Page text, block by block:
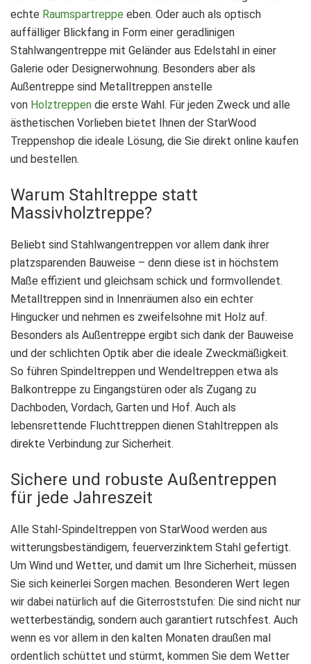
echte Raumspartreppe eben. Oder auch als optisch
auffälliger Blickfang in Form einer geradlinigen
Stahlwangentreppe mit Geländer aus Edelstahl in einer
Galerie oder Designerwohnung. Besonders aber als
Außentreppe sind Metalltreppen anstelle
von Holztreppen die erste Wahl. Für jeden Zweck und alle
ästhetischen Vorlieben bietet Ihnen der StarWood
Treppenshop die ideale Lösung, die Sie direkt online kaufen
und bestellen.
Warum Stahltreppe statt
Massivholztreppe?
Beliebt sind Stahlwangentreppen vor allem dank ihrer
platzsparenden Bauweise – denn diese ist in höchstem
Maße effizient und gleichsam schick und formvollendet.
Metalltreppen sind in Innenräumen also ein echter
Hingucker und nehmen es zweifelsohne mit Holz auf.
Besonders als Außentreppe ergibt sich dank der Bauweise
und der schlichten Optik aber die ideale Zweckmäßigkeit.
So führen Spindeltreppen und Wendeltreppen etwa als
Balkontreppe zu Eingangstüren oder als Zugang zu
Dachboden, Vordach, Garten und Hof. Auch als
lebensrettende Fluchttreppen dienen Stahltreppen als
direkte Verbindung zur Sicherheit.
Sichere und robuste Außentreppen
für jede Jahreszeit
Alle Stahl-Spindeltreppen von StarWood werden aus
witterungsbeständigem, feuerverzinktem Stahl gefertigt.
Um Wind und Wetter, und damit um Ihre Sicherheit, müssen
Sie sich keinerlei Sorgen machen. Besonderen Wert legen
wir dabei natürlich auf die Giterroststufen: Die sind nicht nur
wetterbeständig, sondern auch garantiert rutschfest. Auch
wenn es vor allem in den kalten Monaten draußen mal
ordentlich schüttet und stürmt, kommen Sie dem Wetter